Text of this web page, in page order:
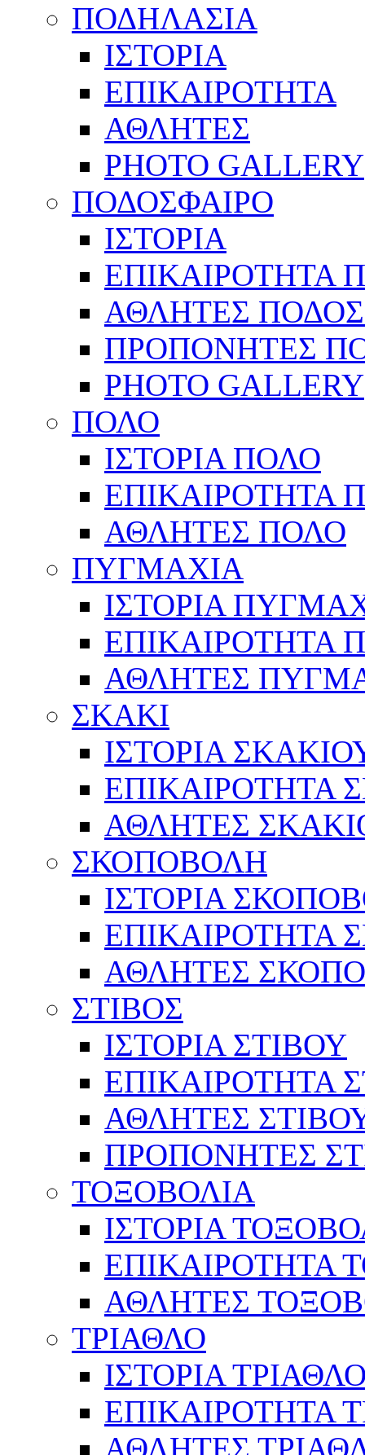
ΠΟΔΗΛΑΣΙΑ
ΙΣΤΟΡΙΑ
ΕΠΙΚΑΙΡΟΤΗΤΑ
ΑΘΛΗΤΕΣ
PHOTO GALLERY
ΠΟΔΟΣΦΑΙΡΟ
ΙΣΤΟΡΙΑ
ΕΠΙΚΑΙΡΟΤΗΤΑ
ΑΘΛΗΤΕΣ
ΠΡΟΠΟΝΗΤΕΣ
PHOTO GALLERY
ΠΟΛΟ
ΙΣΤΟΡΙΑ ΠΟΛΟ
ΕΠΙΚΑΙΡΟΤΗΤΑ
ΑΘΛΗΤΕΣ ΠΟΛΟ
ΠΥΓΜΑΧΙΑ
ΙΣΤΟΡΙΑ
ΕΠΙΚΑΙΡΟΤΗΤΑ
ΑΘΛΗΤΕΣ
ΣΚΑΚΙ
ΙΣΤΟΡΙΑ
ΕΠΙΚΑΙΡΟΤΗΤΑ
ΑΘΛΗΤΕΣ
ΣΚΟΠΟΒΟΛΗ
ΙΣΤΟΡΙΑ
ΕΠΙΚΑΙΡΟΤΗΤΑ
ΑΘΛΗΤΕΣ
ΣΤΙΒΟΣ
ΙΣΤΟΡΙΑ ΣΤΙΒΟΥ
ΕΠΙΚΑΙΡΟΤΗΤΑ
ΑΘΛΗΤΕΣ
ΠΡΟΠΟΝΗΤΕΣ
ΤΟΞΟΒΟΛΙΑ
ΙΣΤΟΡΙΑ
ΕΠΙΚΑΙΡΟΤΗΤΑ
ΑΘΛΗΤΕΣ
ΤΡΙΑΘΛΟ
ΙΣΤΟΡΙΑ
ΕΠΙΚΑΙΡΟΤΗΤΑ